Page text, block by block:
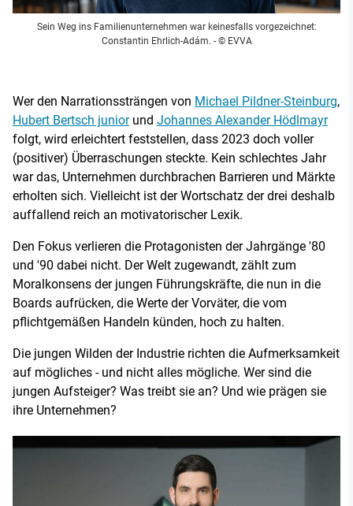
Sein Weg ins Familienunternehmen war keinesfalls vorgezeichnet:
Constantin Ehrlich-Adám. - © EVVA
Wer den Narrationssträngen von Michael Pildner-Steinburg,
Hubert Bertsch juniorund Johannes Alexander Hödlmayr
folgt, wird erleichtert feststellen, dass 2023 doch voller
(positiver) Überraschungen steckte. Kein schlechtes Jahr
war das, Unternehmen durchbrachen Barrieren und Märkte
erholten sich. Vielleicht ist der Wortschatz der drei deshalb
auffallend reich an motivatorischer Lexik.
Den Fokus verlieren die Protagonisten der Jahrgänge '80
und '90 dabei nicht. Der Welt zugewandt, zählt zum
Moralkonsens der jungen Führungskräfte, die nun in die
Boards aufrücken, die Werte der Vorväter, die vom
pflichtgemäßen Handeln künden, hoch zu halten.
Die jungen Wilden der Industrie richten die Aufmerksamkeit
auf mögliches - und nicht alles mögliche. Wer sind die
jungen Aufsteiger? Was treibt sie an? Und wie prägen sie
ihre Unternehmen?